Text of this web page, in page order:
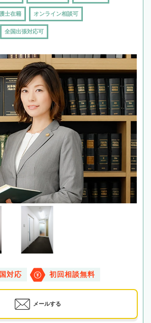
士在籍 オンライン相談可
全国出張対応可
対応 初回相談無料
メールする